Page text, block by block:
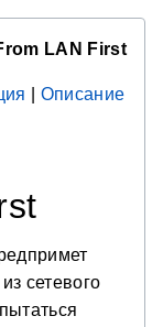
LAN First
Описание
сетевого